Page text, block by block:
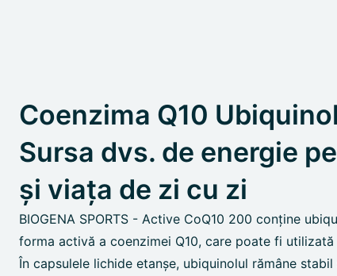
Coenzima Q10
Sursa dvs. de energie
și viața de zi cu zi
BIOGENA SPORTS - Active CoQ10 200 conține
forma activă a coenzimei Q10, care poate fi
În capsulele lichide etanșe, ubiquinolul rămâne